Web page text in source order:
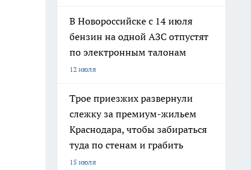
В Новороссийске с 14 июля
бензин на одной АЗС отпустят
по электронным талонам
12 июля
Трое приезжих развернули
слежку за премиум-жильем
Краснодара, чтобы забираться
туда по стенам и грабить
15 июля